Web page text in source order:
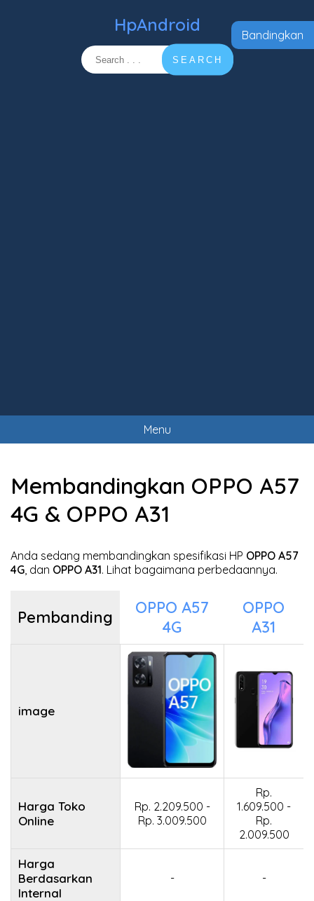
HpAndroid
SEARCH
Menu
Membandingkan OPPO A57
4G & OPPO A31
Anda sedang membandingkan spesifikasi HP OPPO A57
4G, dan OPPO A31. Lihat bagaimana perbedaannya.
Pembanding
OPPO A57
4G
OPPO
A31
image
Harga Toko
Online
Rp. 2.209.500 -
Rp. 3.009.500
Rp.
1.609.500 -
Rp.
2.009.500
Harga
Berdasarkan
Internal
- -
Bandingkan